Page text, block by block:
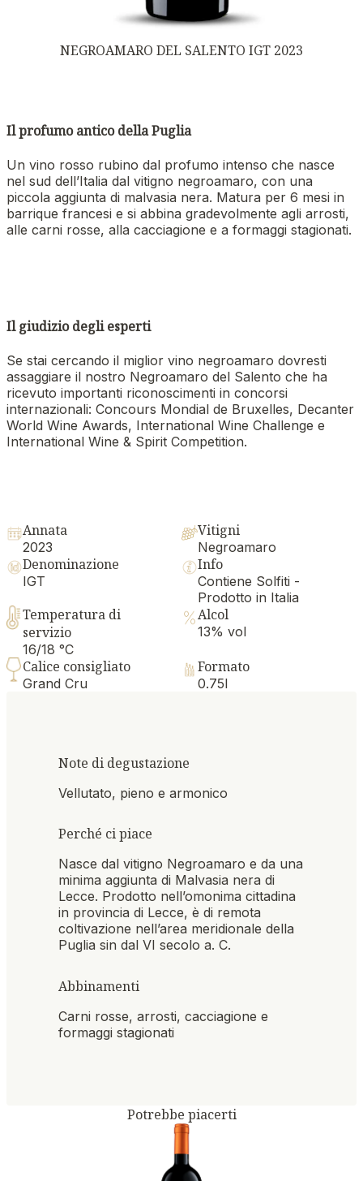
NEGROAMARO DEL SALENTO IGT 2023
Il profumo antico della Puglia
Un vino rosso rubino dal profumo intenso che nasce
nel sud dell’Italia dal vitigno negroamaro, con una
piccola aggiunta di malvasia nera. Matura per 6 mesi in
barrique francesi e si abbina gradevolmente agli arrosti,
alle carni rosse, alla cacciagione e a formaggi stagionati.
Il giudizio degli esperti
Se stai cercando il miglior vino negroamaro dovresti
assaggiare il nostro Negroamaro del Salento che ha
ricevuto importanti riconoscimenti in concorsi
internazionali: Concours Mondial de Bruxelles, Decanter
World Wine Awards, International Wine Challenge e
International Wine & Spirit Competition.
Annata
2023
Vitigni
Negroamaro
Denominazione
IGT
Info
Contiene Solfiti -
Prodotto in Italia
Temperatura di
servizio
16/18 °C
Alcol
13% vol
Calice consigliato
Grand Cru
Formato
0.75l
Note di degustazione
Vellutato, pieno e armonico
Perché ci piace
Nasce dal vitigno Negroamaro e da una
minima aggiunta di Malvasia nera di
Lecce. Prodotto nell’omonima cittadina
in provincia di Lecce, è di remota
coltivazione nell’area meridionale della
Puglia sin dal VI secolo a. C.
Abbinamenti
Carni rosse, arrosti, cacciagione e
formaggi stagionati
Potrebbe piacerti